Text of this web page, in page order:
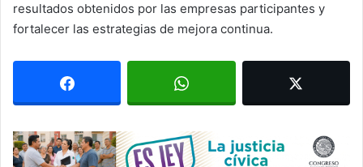
resultados obtenidos por las empresas participantes y
fortalecer las estrategias de mejora continua.